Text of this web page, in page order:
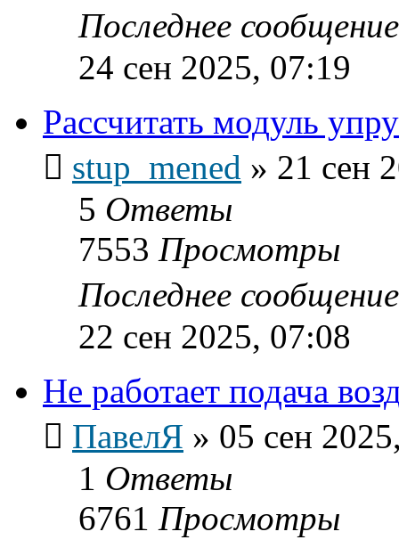
Последнее
24 сен 2025, 07:19
Рассчитать модуль
stup_mened » 21 сен
5 Ответы
7553 Просмотры
Последнее
22 сен 2025, 07:08
Не работает подача
ПавелЯ » 05 сен
1 Ответы
6761 Просмотры